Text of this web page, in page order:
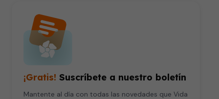
¡Gratis! Suscríbete a nuestro boletín
Mantente al día con todas las novedades que Vida